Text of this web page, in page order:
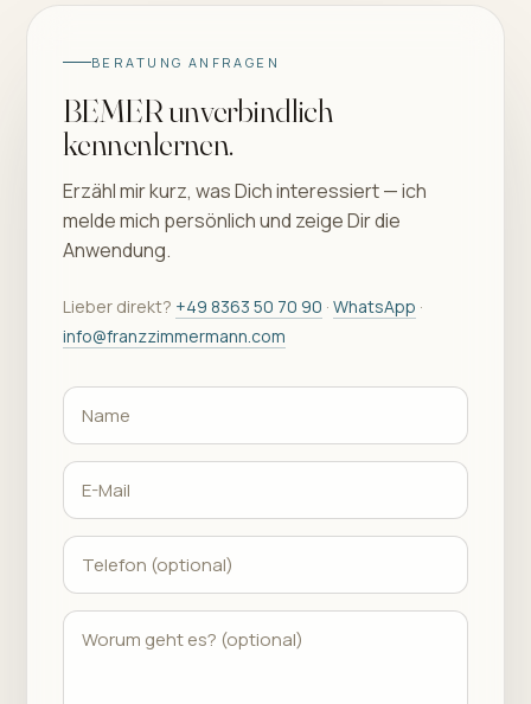
BERATUNG ANFRAGEN
BEMER unverbindlich
kennenlernen.
Erzähl mir kurz, was Dich interessiert — ich
melde mich persönlich und zeige Dir die
Anwendung.
Lieber direkt? +49 8363 50 70 90 · WhatsApp ·
info@franzzimmermann.com